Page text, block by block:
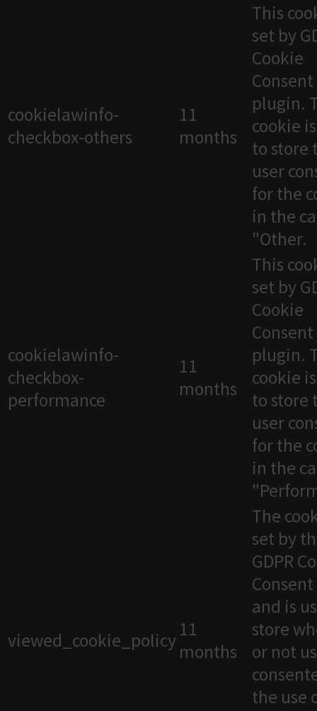
cookielawinfo-
checkbox-others
11
months
This
set by
Cookie
Consent
plugin.
cookie
to store
user
for the
in the
"Other.
cookielawinfo-
checkbox-
performance
11
months
This
set by
Cookie
Consent
plugin.
cookie
to store
user
for the
in the
viewed_cookie_policy 11
months
The
set by
GDPR
and is
store
or not
the use